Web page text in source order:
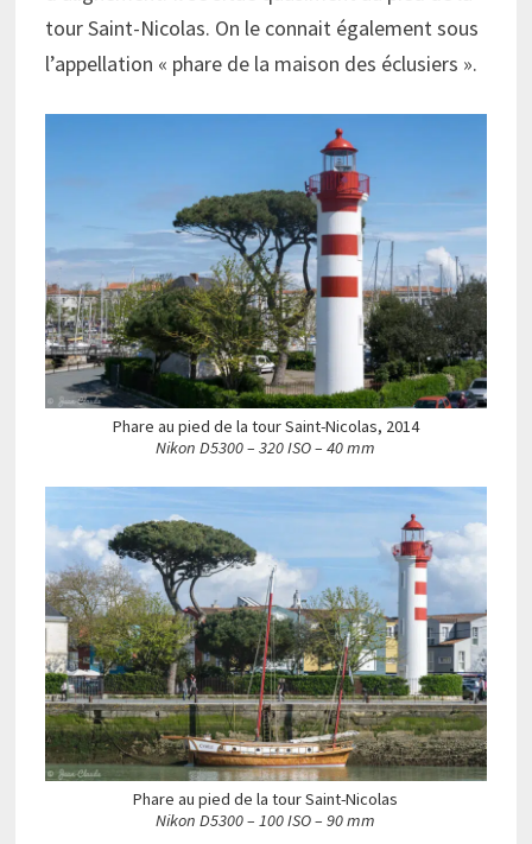
tour Saint-Nicolas. On le connait également sous
l’appellation « phare de la maison des éclusiers ».
Phare au pied de la tour Saint-Nicolas, 2014
Nikon D5300 – 320 ISO – 40 mm
Phare au pied de la tour Saint-Nicolas
Nikon D5300 – 100 ISO – 90 mm